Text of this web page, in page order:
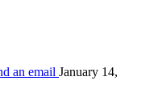
an email January 14,